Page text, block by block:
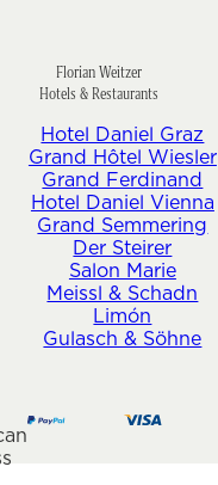
Florian Weitzer
Hotels & Restaurants
Hotel Daniel Graz
Grand Hôtel Wiesler
Grand Ferdinand
Hotel Daniel Vienna
Grand Semmering
Der Steirer
Salon Marie
Meissl & Schadn
Limón
Gulasch & Söhne